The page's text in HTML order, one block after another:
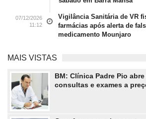
07/12/2026
11:12
Vigilância Sanitária de VR
farmácias após alerta de
medicamento Mounjaro
MAIS VISTAS
BM: Clínica Padre Pio
consultas e exames a